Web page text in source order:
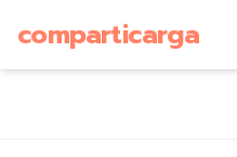
comparticarga